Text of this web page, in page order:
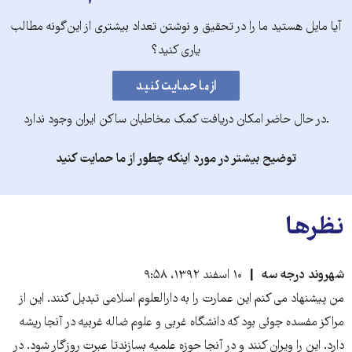
آیا مایل هستید ما را در تحقیق و نوشتن تعداد بیشتری از این‌گونه مطالب
یاری کنید؟
.در حال حاضر امکان دریافت کمک مخاطبان ساکن ایران وجود ندارد
توضیح بیشتر در مورد اینکه چطور از ما حمایت کنید
نظرها
شهروند درجه سه
۱۰ اسفند ۱۳۹۲، ۹:۵۸
من پیشنهاد می کنم این عمارت را به دارالعلوم اسلامی تبدیل کنند. این از
مراکز مفسده جوئی بود که دانشگاه غربی و علوم ضاله غربیه در آنجا ریشه
دارد. این را ویران کنند و در آنجا حوزه علمیه بسازندتا عبرت روزگار شود. در